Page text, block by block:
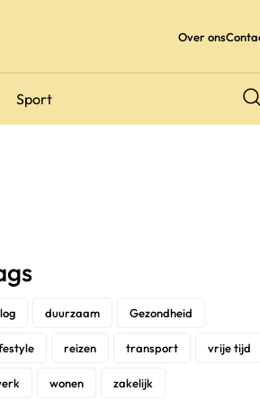
Over ons
Sport
duurzaam Gezondheid
reizen transport vrije tijd
wonen zakelijk